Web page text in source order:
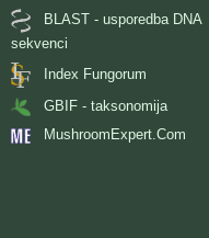
BLAST - usporedba DNA
sekvenci
Index Fungorum
GBIF - taksonomija
MushroomExpert.Com